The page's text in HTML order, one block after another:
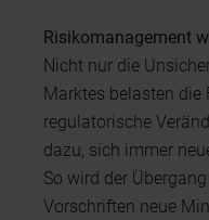
Risikomanagement
Nicht nur die
Marktes belasten die
regulatorische
dazu, sich immer
So wird der
Vorschriften neue